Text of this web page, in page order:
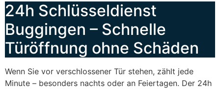
24h Schlüsseldienst
Buggingen – Schnelle
Türöffnung ohne Schäden
Wenn Sie vor verschlossener Tür stehen, zählt jede
Minute – besonders nachts oder an Feiertagen. Der 24h